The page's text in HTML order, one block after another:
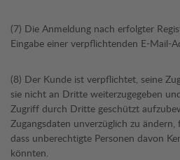
(7) Die Anmeldung nach erfolgter
Eingabe einer verpflichtenden E-Mail-
(8) Der Kunde ist verpflichtet, seine
sie nicht an Dritte weiterzugegeben
Zugriff durch Dritte geschützt
Zugangsdaten unverzüglich zu ändern,
dass unberechtigte Personen davon
könnten.